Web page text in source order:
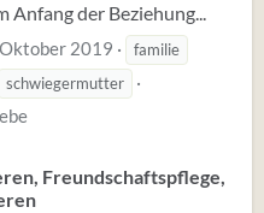
Anfang der Beziehung...
2019
familie
schwiegermutter
Freundschaftspflege,